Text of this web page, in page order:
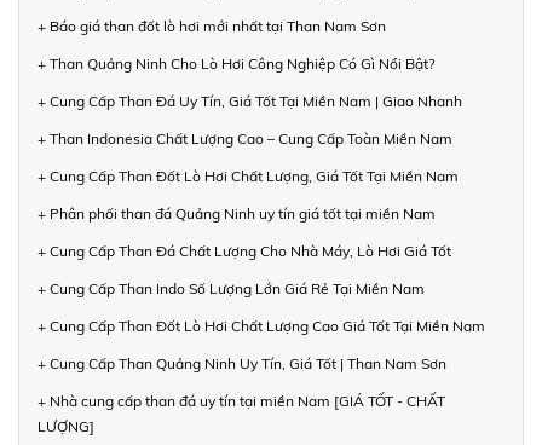
+ Báo giá than đốt lò hơi mới nhất tại Than Nam Sơn
+ Than Quảng Ninh Cho Lò Hơi Công Nghiệp Có Gì Nổi Bật?
+ Cung Cấp Than Đá Uy Tín, Giá Tốt Tại Miền Nam | Giao Nhanh
+ Than Indonesia Chất Lượng Cao – Cung Cấp Toàn Miền Nam
+ Cung Cấp Than Đốt Lò Hơi Chất Lượng, Giá Tốt Tại Miền Nam
+ Phân phối than đá Quảng Ninh uy tín giá tốt tại miền Nam
+ Cung Cấp Than Đá Chất Lượng Cho Nhà Máy, Lò Hơi Giá Tốt
+ Cung Cấp Than Indo Số Lượng Lớn Giá Rẻ Tại Miền Nam
+ Cung Cấp Than Đốt Lò Hơi Chất Lượng Cao Giá Tốt Tại Miền Nam
+ Cung Cấp Than Quảng Ninh Uy Tín, Giá Tốt | Than Nam Sơn
+ Nhà cung cấp than đá uy tín tại miền Nam [GIÁ TỐT - CHẤT
LƯỢNG]